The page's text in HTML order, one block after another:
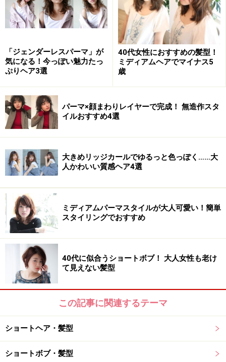
おすすめ2：フェミニンパープルで個性的に（画像提供：
bangs［バングス］）
個性を出したい人におすすめなのがこちらのスタイル。
だけど、落ち着いた色のパープルのため意外と違和感は
ありません。顎下で切ったボブは外ハネにして、かわい
さを出すのがポイント。サイドの髪の毛を耳にかける
と、また違った印象を与えてくれます。
【このスタイルが似合う髪のタイプ】
髪 量：少ない～多い
髪 質：柔らかい～硬い
顔 型：三角・卵型・丸・ベース・面長・逆三角
髪のクセ：なし～強い
おすすめ3：血色感も抜け感も両立するオレ
ンジベージュ
「ジェンダーレスパーマ」が
気になる！今っぽい魅力たっ
ぷりヘア3選
40代女性におすすめの髪型！
ミディアムヘアでマイナス5
歳
パーマ×顔まわりレイヤーで完成！ 無造作スタ
イルおすすめ4選
大きめリッジカールでゆるっと色っぽく……大
人かわいい質感ヘア4選
ミディアムパーマスタイルが大人可愛い！簡単
スタイリングでおすすめ
40代に似合うショートボブ！ 大人女性も老け
て見えない髪型
この記事に関連するテーマ
ショートヘア・髪型
ショートボブ・髪型